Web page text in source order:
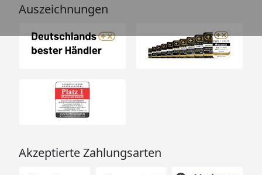
Auszeichnungen
Akzeptierte Zahlungsarten